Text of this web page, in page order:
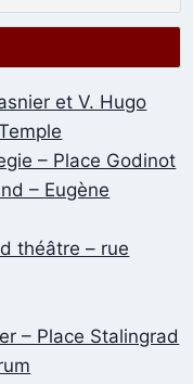
et V. Hugo
– Place Godinot
– Eugène
théâtre – rue
– Place Stalingrad